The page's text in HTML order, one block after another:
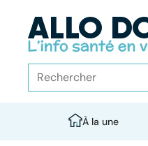
À la une